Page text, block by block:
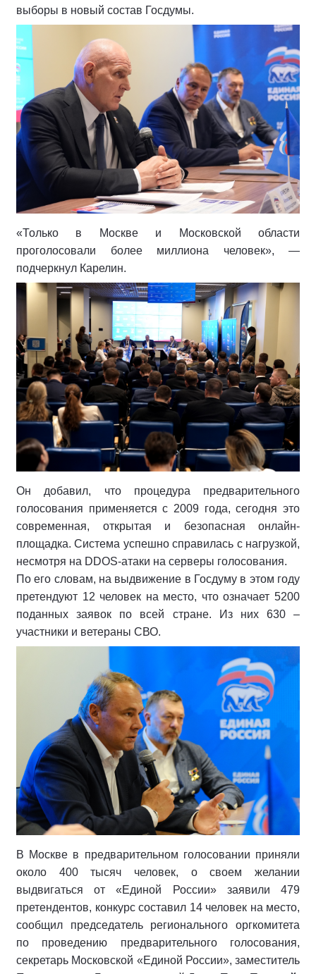
выборы в новый состав Госдумы.
«Только в Москве и Московской области
проголосовали более миллиона человек», —
подчеркнул Карелин.
Он добавил, что процедура предварительного
голосования применяется с 2009 года, сегодня это
современная, открытая и безопасная онлайн-
площадка. Система успешно справилась с нагрузкой,
несмотря на DDOS-атаки на серверы голосования.
По его словам, на выдвижение в Госдуму в этом году
претендуют 12 человек на место, что означает 5200
поданных заявок по всей стране. Из них 630 –
участники и ветераны СВО.
В Москве в предварительном голосовании приняли
около 400 тысяч человек, о своем желании
выдвигаться от «Единой России» заявили 479
претендентов, конкурс составил 14 человек на место,
сообщил председатель регионального оргкомитета
по проведению предварительного голосования,
секретарь Московской «Единой России», заместитель